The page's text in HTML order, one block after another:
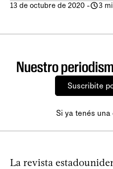
13 de octubre de 2020 - 3
Nuestro
Suscribite
Si ya tenés una
La revista